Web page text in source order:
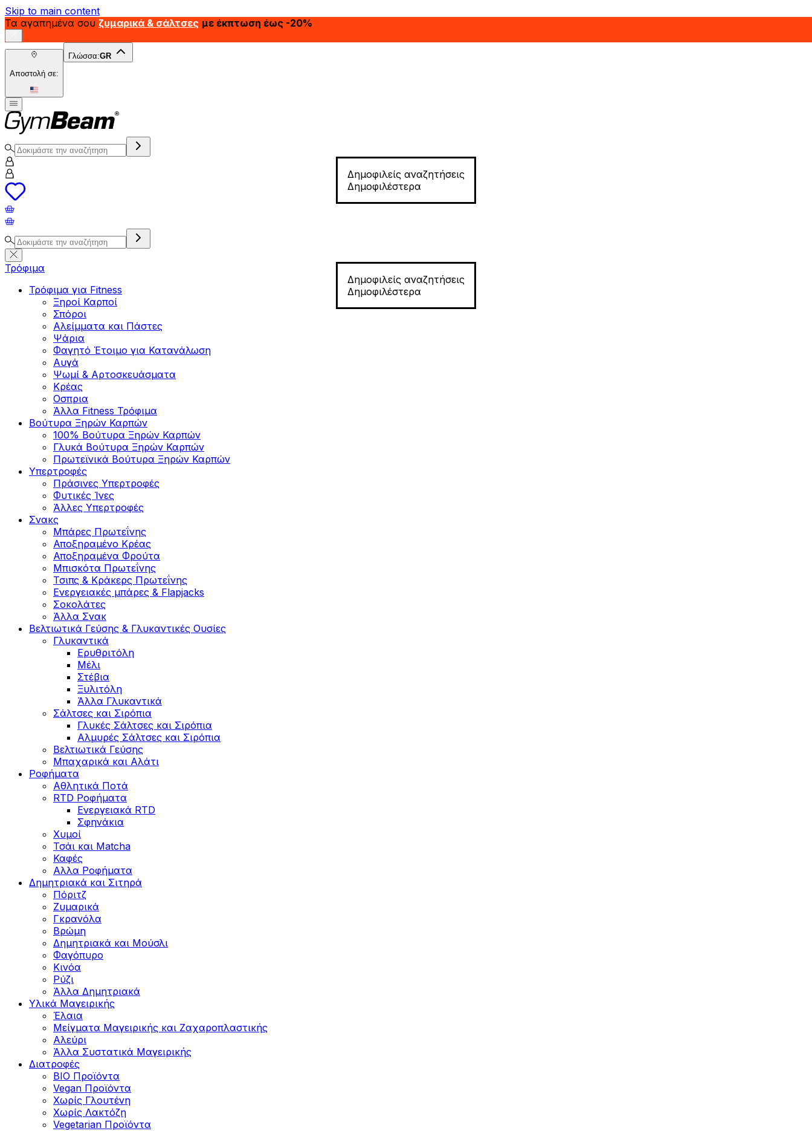
Skip to main content
Τα αγαπημένα σου ζυμαρικά & σάλτσες με έκπτωση έως -20%
Αποστολή σε:
Γλώσσα:GR
Δημοφιλείς αναζητήσεις
Δημοφιλέστερα
Δημοφιλείς αναζητήσεις
Δημοφιλέστερα
Τρόφιμα
Τρόφιμα για Fitness
Ξηροί Καρποί
Σπόροι
Αλείμματα και Πάστες
Ψάρια
Φαγητό Έτοιμο για Κατανάλωση
Αυγά
Ψωμί & Αρτοσκευάσματα
Κρέας
Οσπρια
Άλλα Fitness Τρόφιμα
Βούτυρα Ξηρών Καρπών
100% Βούτυρα Ξηρών Καρπών
Γλυκά Βούτυρα Ξηρών Καρπών
Πρωτεϊνικά Βούτυρα Ξηρών Καρπών
Υπερτροφές
Πράσινες Υπερτροφές
Φυτικές Ίνες
Άλλες Υπερτροφές
Σνακς
Μπάρες Πρωτεΐνης
Αποξηραμένο Κρέας
Αποξηραμένα Φρούτα
Μπισκότα Πρωτεΐνης
Τσιπς & Kράκερς Πρωτεΐνης
Ενεργειακές μπάρες & Flapjacks
Σοκολάτες
Άλλα Σνακ
Βελτιωτικά Γεύσης & Γλυκαντικές Ουσίες
Γλυκαντικά
Ερυθριτόλη
Μέλι
Στέβια
Ξυλιτόλη
Άλλα Γλυκαντικά
Σάλτσες και Σιρόπια
Γλυκές Σάλτσες και Σιρόπια
Αλμυρές Σάλτσες και Σιρόπια
Bελτιωτικά Γεύσης
Μπαχαρικά και Αλάτι
Ροφήματα
Αθλητικά Ποτά
RTD Ροφήματα
Ενεργειακά RTD
Σφηνάκια
Χυμοί
Τσάι και Matcha
Καφές
Αλλα Ροφήματα
Δημητριακά και Σιτηρά
Πόριτζ
Ζυμαρικά
Γκρανόλα
Βρώμη
Δημητριακά και Μούσλι
Φαγόπυρο
Κινόα
Ρύζι
Άλλα Δημητριακά
Υλικά Μαγειρικής
Έλαια
Μείγματα Μαγειρικής και Ζαχαροπλαστικής
Αλεύρι
Άλλα Συστατικά Μαγειρικής
Διατροφές
BIO Προϊόντα
Vegan Προϊόντα
Χωρίς Γλουτένη
Χωρίς Λακτόζη
Vegetarian Προϊόντα